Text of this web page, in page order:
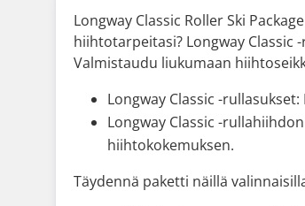
Longway Classic Roller Ski
hiihtotarpeitasi? Longway
Valmistaudu liukumaan
Longway Classic -
Longway Classic -
hiihtokokemuksen.
Täydennä paketti näillä